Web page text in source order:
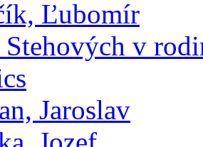
Ľubomír
v
Jaroslav